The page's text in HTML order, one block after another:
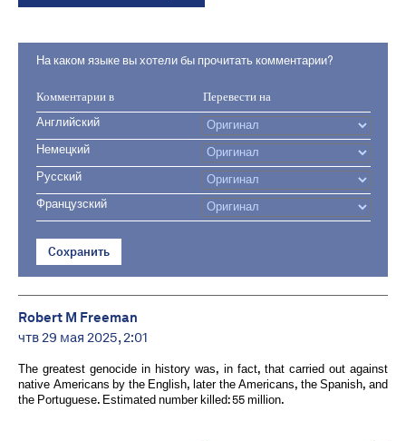
На каком языке вы хотели бы прочитать комментарии?
Комментарии в Перевести на
Английский
Немецкий
Русский
Французский
Сохранить
Robert M Freeman
чтв 29 мая 2025, 2:01
The greatest genocide in history was, in fact, that carried out against
native Americans by the English, later the Americans, the Spanish, and
the Portuguese. Estimated number killed: 55 million.